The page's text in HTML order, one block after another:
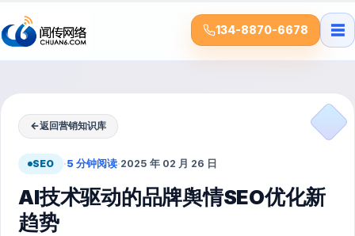
134-8870-6678 ☰
←返回营销知识库
SEO ·5 分钟阅读·2025 年 02 月 26 日
AI技术驱动的品牌舆情SEO优化新
趋势